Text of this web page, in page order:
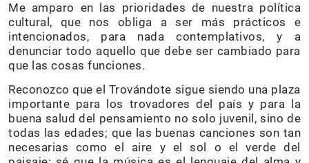
Me amparo en las prioridades de nuestra política
cultural, que nos obliga a ser más prácticos e
intencionados, para nada contemplativos, y a
denunciar todo aquello que debe ser cambiado para
que las cosas funciones.
Reconozco que el Trovándote sigue siendo una plaza
importante para los trovadores del país y para la
buena salud del pensamiento no solo juvenil, sino de
todas las edades; que las buenas canciones son tan
necesarias como el aire y el sol o el verde del